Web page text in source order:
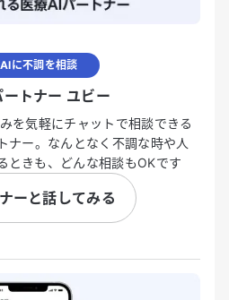
に不調を相談
トナー ユビー
を気軽にチャットで相談できる
ナー。なんとなく不調な時や人
ときも、どんな相談もOKです
ーと話してみる